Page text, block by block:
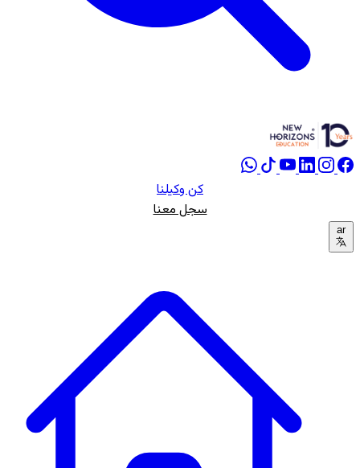
كن وكيلنا
سجل معنا
ar